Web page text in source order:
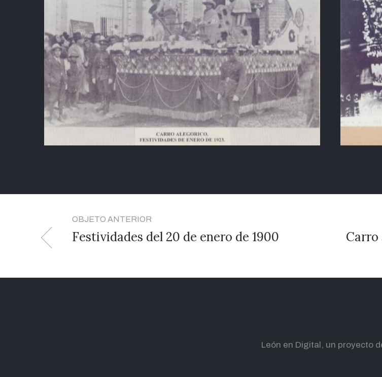
OBJETO ANTERIOR
Festividades del 20 de enero de 1900
Carro
León en Digital, un proyecto